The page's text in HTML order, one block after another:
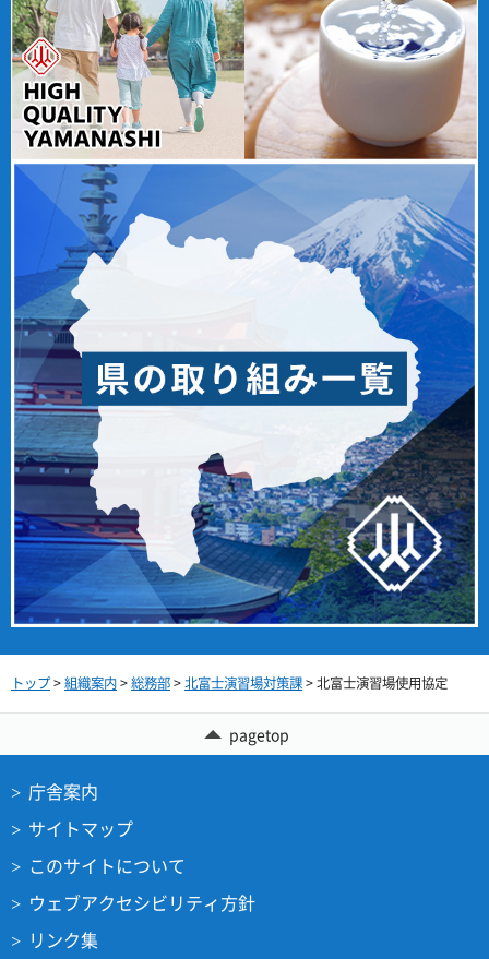
トップ>組織案内>総務部>北富士演習場対策課> 北富士演習場使用協定
pagetop
庁舎案内
サイトマップ
このサイトについて
ウェブアクセシビリティ方針
リンク集